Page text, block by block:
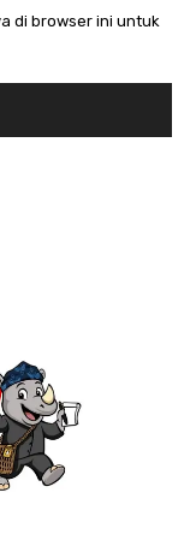
di browser ini untuk